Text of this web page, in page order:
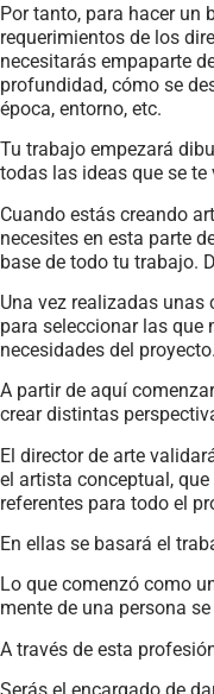
Por tanto, para hacer un
requerimientos de los
necesitarás empaparte
profundidad, cómo se
época, entorno, etc.
Tu trabajo empezará
todas las ideas que se te
Cuando estás creando
necesites en esta parte
base de todo tu trabajo.
Una vez realizadas
para seleccionar las
necesidades del proyecto.
A partir de aquí
crear distintas
El director de arte
el artista conceptual,
referentes para todo el
En ellas se basará el
Lo que comenzó como
mente de una persona
A través de esta